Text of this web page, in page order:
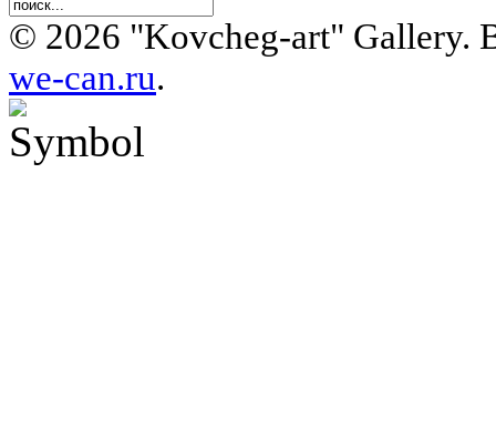
© 2026 "Kovcheg-art" Gallery.
we-can.ru.